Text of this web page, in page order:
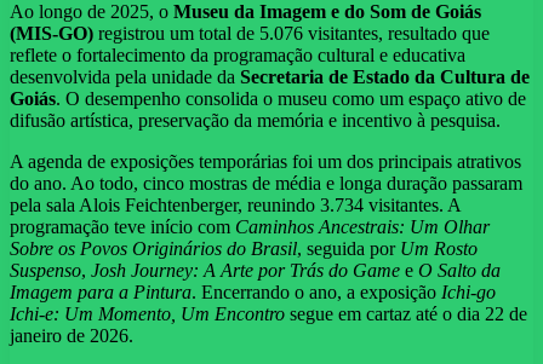
Ao longo de 2025, o Museu da Imagem e do Som de Goiás
(MIS-GO) registrou um total de 5.076 visitantes, resultado que
reflete o fortalecimento da programação cultural e educativa
desenvolvida pela unidade da Secretaria de Estado da Cultura de
Goiás. O desempenho consolida o museu como um espaço ativo de
difusão artística, preservação da memória e incentivo à pesquisa.
A agenda de exposições temporárias foi um dos principais atrativos
do ano. Ao todo, cinco mostras de média e longa duração passaram
pela sala Alois Feichtenberger, reunindo 3.734 visitantes. A
programação teve início com Caminhos Ancestrais: Um Olhar
Sobre os Povos Originários do Brasil, seguida por Um Rosto
Suspenso, Josh Journey: A Arte por Trás do Game e O Salto da
Imagem para a Pintura. Encerrando o ano, a exposição Ichi-go
Ichi-e: Um Momento, Um Encontro segue em cartaz até o dia 22 de
janeiro de 2026.